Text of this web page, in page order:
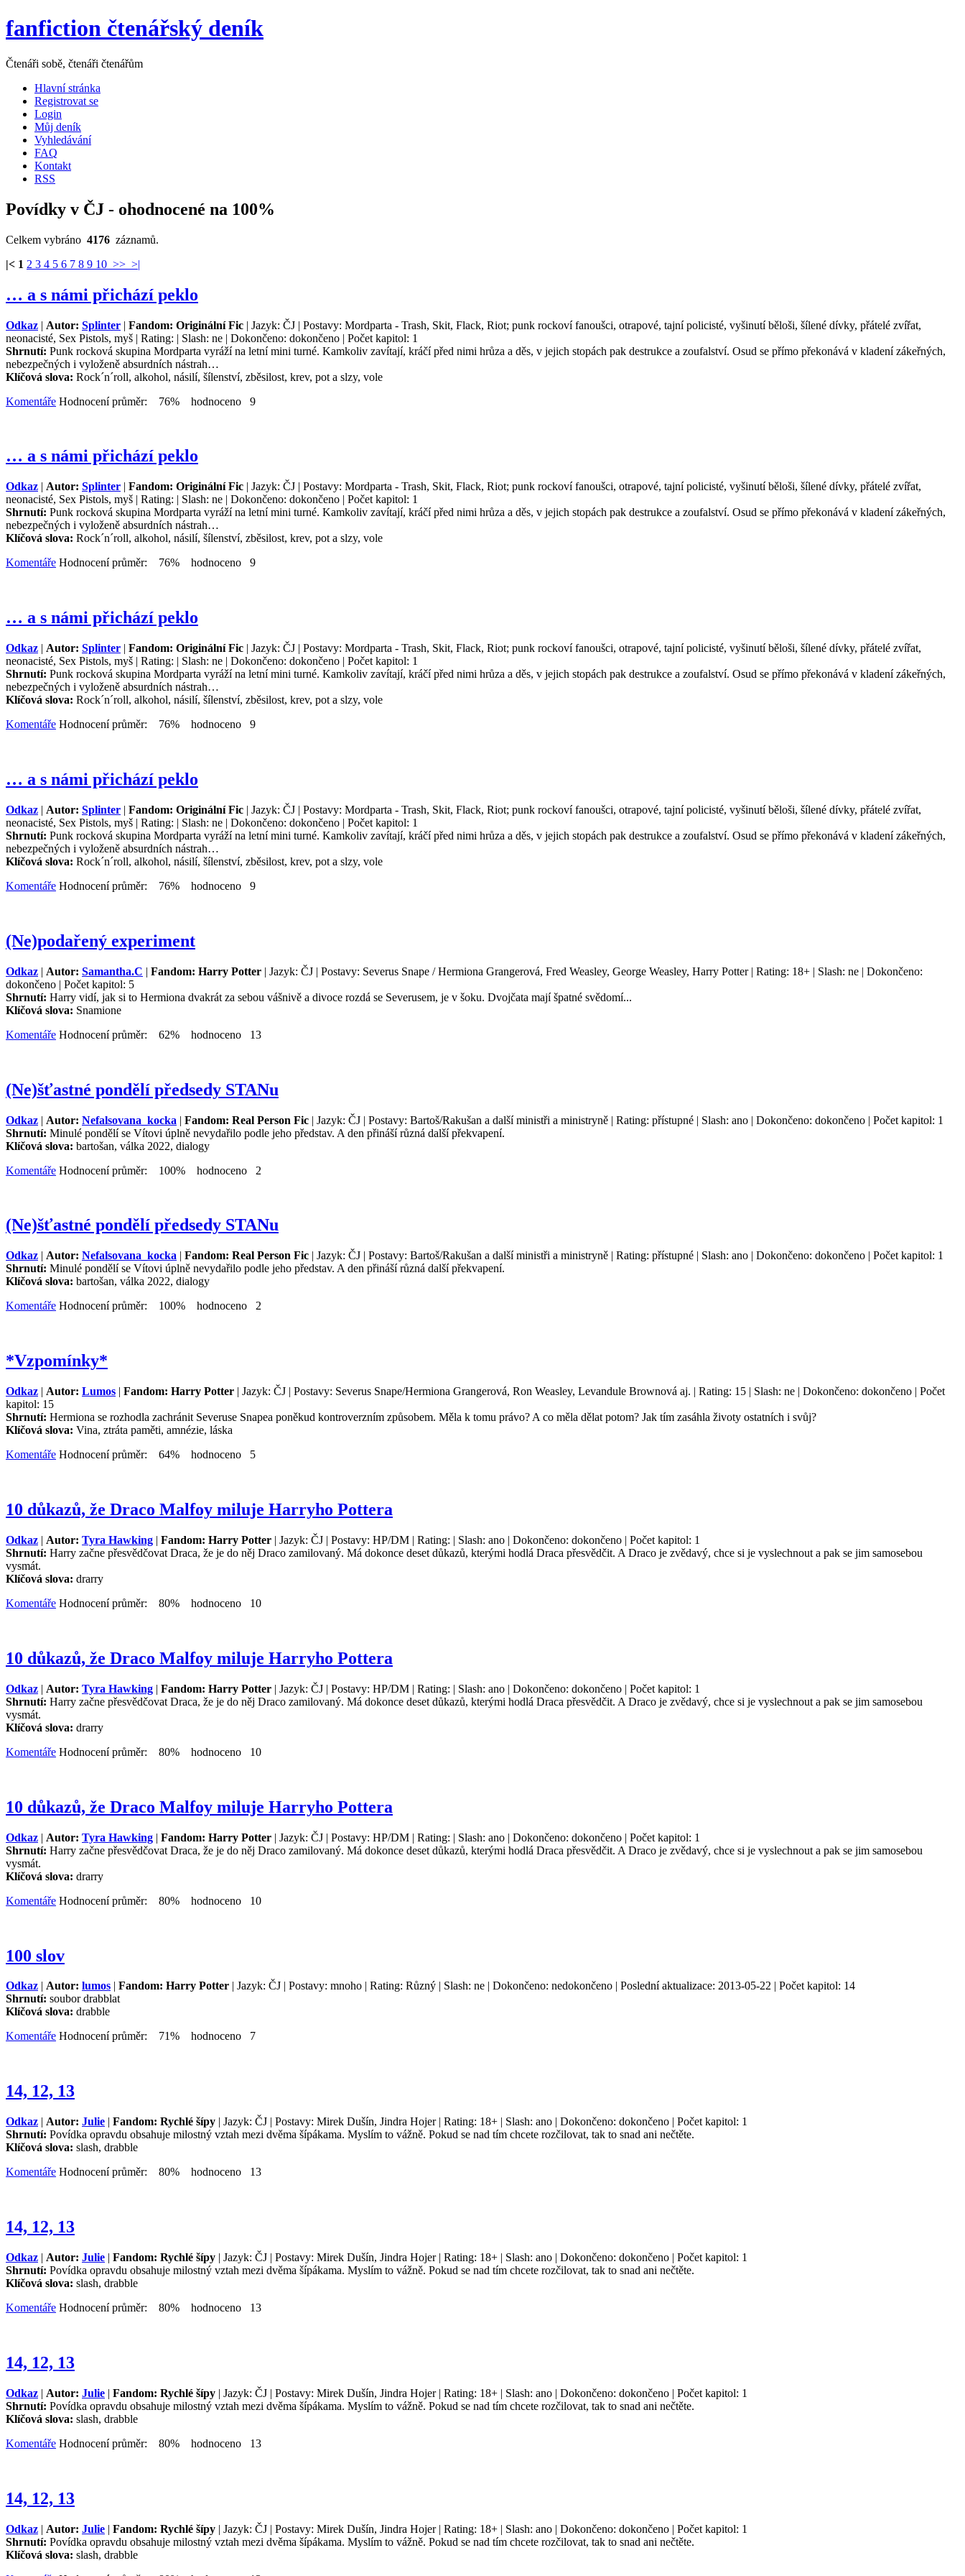
fanfiction čtenářský deník
Čtenáři sobě, čtenáři čtenářům
Hlavní stránka
Registrovat se
Login
Můj deník
Vyhledávání
FAQ
Kontakt
RSS
Povídky v ČJ - ohodnocené na 100%
Celkem vybráno 4176 záznamů.
|< 1 2 3 4 5 6 7 8 9 10 >> >|
… a s námi přichází peklo
Odkaz | Autor: Splinter | Fandom: Originální Fic | Jazyk: ČJ | Postavy: Mordparta - Trash, Skit, Flack, Riot; punk rockoví fanoušci, otrapové, tajní policisté, vyšinutí běloši, šílené dívky, přátelé zvířat,
neonacisté, Sex Pistols, myš | Rating: | Slash: ne | Dokončeno: dokončeno | Počet kapitol: 1
Shrnutí: Punk rocková skupina Mordparta vyráží na letní mini turné. Kamkoliv zavítají, kráčí před nimi hrůza a děs, v jejich stopách pak destrukce a zoufalství. Osud se přímo překonává v kladení zákeřných,
nebezpečných i vyloženě absurdních nástrah…
Klíčová slova: Rock´n´roll, alkohol, násilí, šílenství, zběsilost, krev, pot a slzy, vole
Komentáře Hodnocení průměr: 76% hodnoceno 9
… a s námi přichází peklo
Odkaz | Autor: Splinter | Fandom: Originální Fic | Jazyk: ČJ | Postavy: Mordparta - Trash, Skit, Flack, Riot; punk rockoví fanoušci, otrapové, tajní policisté, vyšinutí běloši, šílené dívky, přátelé zvířat,
neonacisté, Sex Pistols, myš | Rating: | Slash: ne | Dokončeno: dokončeno | Počet kapitol: 1
Shrnutí: Punk rocková skupina Mordparta vyráží na letní mini turné. Kamkoliv zavítají, kráčí před nimi hrůza a děs, v jejich stopách pak destrukce a zoufalství. Osud se přímo překonává v kladení zákeřných,
nebezpečných i vyloženě absurdních nástrah…
Klíčová slova: Rock´n´roll, alkohol, násilí, šílenství, zběsilost, krev, pot a slzy, vole
Komentáře Hodnocení průměr: 76% hodnoceno 9
… a s námi přichází peklo
Odkaz | Autor: Splinter | Fandom: Originální Fic | Jazyk: ČJ | Postavy: Mordparta - Trash, Skit, Flack, Riot; punk rockoví fanoušci, otrapové, tajní policisté, vyšinutí běloši, šílené dívky, přátelé zvířat,
neonacisté, Sex Pistols, myš | Rating: | Slash: ne | Dokončeno: dokončeno | Počet kapitol: 1
Shrnutí: Punk rocková skupina Mordparta vyráží na letní mini turné. Kamkoliv zavítají, kráčí před nimi hrůza a děs, v jejich stopách pak destrukce a zoufalství. Osud se přímo překonává v kladení zákeřných,
nebezpečných i vyloženě absurdních nástrah…
Klíčová slova: Rock´n´roll, alkohol, násilí, šílenství, zběsilost, krev, pot a slzy, vole
Komentáře Hodnocení průměr: 76% hodnoceno 9
… a s námi přichází peklo
Odkaz | Autor: Splinter | Fandom: Originální Fic | Jazyk: ČJ | Postavy: Mordparta - Trash, Skit, Flack, Riot; punk rockoví fanoušci, otrapové, tajní policisté, vyšinutí běloši, šílené dívky, přátelé zvířat,
neonacisté, Sex Pistols, myš | Rating: | Slash: ne | Dokončeno: dokončeno | Počet kapitol: 1
Shrnutí: Punk rocková skupina Mordparta vyráží na letní mini turné. Kamkoliv zavítají, kráčí před nimi hrůza a děs, v jejich stopách pak destrukce a zoufalství. Osud se přímo překonává v kladení zákeřných,
nebezpečných i vyloženě absurdních nástrah…
Klíčová slova: Rock´n´roll, alkohol, násilí, šílenství, zběsilost, krev, pot a slzy, vole
Komentáře Hodnocení průměr: 76% hodnoceno 9
(Ne)podařený experiment
Odkaz | Autor: Samantha.C | Fandom: Harry Potter | Jazyk: ČJ | Postavy: Severus Snape / Hermiona Grangerová, Fred Weasley, George Weasley, Harry Potter | Rating: 18+ | Slash: ne | Dokončeno:
dokončeno | Počet kapitol: 5
Shrnutí: Harry vidí, jak si to Hermiona dvakrát za sebou vášnivě a divoce rozdá se Severusem, je v šoku. Dvojčata mají špatné svědomí...
Klíčová slova: Snamione
Komentáře Hodnocení průměr: 62% hodnoceno 13
(Ne)šťastné pondělí předsedy STANu
Odkaz | Autor: Nefalsovana_kocka | Fandom: Real Person Fic | Jazyk: ČJ | Postavy: Bartoš/Rakušan a další ministři a ministryně | Rating: přístupné | Slash: ano | Dokončeno: dokončeno | Počet kapitol: 1
Shrnutí: Minulé pondělí se Vítovi úplně nevydařilo podle jeho představ. A den přináší různá další překvapení.
Klíčová slova: bartošan, válka 2022, dialogy
Komentáře Hodnocení průměr: 100% hodnoceno 2
(Ne)šťastné pondělí předsedy STANu
Odkaz | Autor: Nefalsovana_kocka | Fandom: Real Person Fic | Jazyk: ČJ | Postavy: Bartoš/Rakušan a další ministři a ministryně | Rating: přístupné | Slash: ano | Dokončeno: dokončeno | Počet kapitol: 1
Shrnutí: Minulé pondělí se Vítovi úplně nevydařilo podle jeho představ. A den přináší různá další překvapení.
Klíčová slova: bartošan, válka 2022, dialogy
Komentáře Hodnocení průměr: 100% hodnoceno 2
*Vzpomínky*
Odkaz | Autor: Lumos | Fandom: Harry Potter | Jazyk: ČJ | Postavy: Severus Snape/Hermiona Grangerová, Ron Weasley, Levandule Brownová aj. | Rating: 15 | Slash: ne | Dokončeno: dokončeno | Počet
kapitol: 15
Shrnutí: Hermiona se rozhodla zachránit Severuse Snapea poněkud kontroverzním způsobem. Měla k tomu právo? A co měla dělat potom? Jak tím zasáhla životy ostatních i svůj?
Klíčová slova: Vina, ztráta paměti, amnézie, láska
Komentáře Hodnocení průměr: 64% hodnoceno 5
10 důkazů, že Draco Malfoy miluje Harryho Pottera
Odkaz | Autor: Tyra Hawking | Fandom: Harry Potter | Jazyk: ČJ | Postavy: HP/DM | Rating: | Slash: ano | Dokončeno: dokončeno | Počet kapitol: 1
Shrnutí: Harry začne přesvědčovat Draca, že je do něj Draco zamilovaný. Má dokonce deset důkazů, kterými hodlá Draca přesvědčit. A Draco je zvědavý, chce si je vyslechnout a pak se jim samosebou
vysmát.
Klíčová slova: drarry
Komentáře Hodnocení průměr: 80% hodnoceno 10
10 důkazů, že Draco Malfoy miluje Harryho Pottera
Odkaz | Autor: Tyra Hawking | Fandom: Harry Potter | Jazyk: ČJ | Postavy: HP/DM | Rating: | Slash: ano | Dokončeno: dokončeno | Počet kapitol: 1
Shrnutí: Harry začne přesvědčovat Draca, že je do něj Draco zamilovaný. Má dokonce deset důkazů, kterými hodlá Draca přesvědčit. A Draco je zvědavý, chce si je vyslechnout a pak se jim samosebou
vysmát.
Klíčová slova: drarry
Komentáře Hodnocení průměr: 80% hodnoceno 10
10 důkazů, že Draco Malfoy miluje Harryho Pottera
Odkaz | Autor: Tyra Hawking | Fandom: Harry Potter | Jazyk: ČJ | Postavy: HP/DM | Rating: | Slash: ano | Dokončeno: dokončeno | Počet kapitol: 1
Shrnutí: Harry začne přesvědčovat Draca, že je do něj Draco zamilovaný. Má dokonce deset důkazů, kterými hodlá Draca přesvědčit. A Draco je zvědavý, chce si je vyslechnout a pak se jim samosebou
vysmát.
Klíčová slova: drarry
Komentáře Hodnocení průměr: 80% hodnoceno 10
100 slov
Odkaz | Autor: lumos | Fandom: Harry Potter | Jazyk: ČJ | Postavy: mnoho | Rating: Různý | Slash: ne | Dokončeno: nedokončeno | Poslední aktualizace: 2013-05-22 | Počet kapitol: 14
Shrnutí: soubor drabblat
Klíčová slova: drabble
Komentáře Hodnocení průměr: 71% hodnoceno 7
14, 12, 13
Odkaz | Autor: Julie | Fandom: Rychlé šípy | Jazyk: ČJ | Postavy: Mirek Dušín, Jindra Hojer | Rating: 18+ | Slash: ano | Dokončeno: dokončeno | Počet kapitol: 1
Shrnutí: Povídka opravdu obsahuje milostný vztah mezi dvěma šípákama. Myslím to vážně. Pokud se nad tím chcete rozčilovat, tak to snad ani nečtěte.
Klíčová slova: slash, drabble
Komentáře Hodnocení průměr: 80% hodnoceno 13
14, 12, 13
Odkaz | Autor: Julie | Fandom: Rychlé šípy | Jazyk: ČJ | Postavy: Mirek Dušín, Jindra Hojer | Rating: 18+ | Slash: ano | Dokončeno: dokončeno | Počet kapitol: 1
Shrnutí: Povídka opravdu obsahuje milostný vztah mezi dvěma šípákama. Myslím to vážně. Pokud se nad tím chcete rozčilovat, tak to snad ani nečtěte.
Klíčová slova: slash, drabble
Komentáře Hodnocení průměr: 80% hodnoceno 13
14, 12, 13
Odkaz | Autor: Julie | Fandom: Rychlé šípy | Jazyk: ČJ | Postavy: Mirek Dušín, Jindra Hojer | Rating: 18+ | Slash: ano | Dokončeno: dokončeno | Počet kapitol: 1
Shrnutí: Povídka opravdu obsahuje milostný vztah mezi dvěma šípákama. Myslím to vážně. Pokud se nad tím chcete rozčilovat, tak to snad ani nečtěte.
Klíčová slova: slash, drabble
Komentáře Hodnocení průměr: 80% hodnoceno 13
14, 12, 13
Odkaz | Autor: Julie | Fandom: Rychlé šípy | Jazyk: ČJ | Postavy: Mirek Dušín, Jindra Hojer | Rating: 18+ | Slash: ano | Dokončeno: dokončeno | Počet kapitol: 1
Shrnutí: Povídka opravdu obsahuje milostný vztah mezi dvěma šípákama. Myslím to vážně. Pokud se nad tím chcete rozčilovat, tak to snad ani nečtěte.
Klíčová slova: slash, drabble